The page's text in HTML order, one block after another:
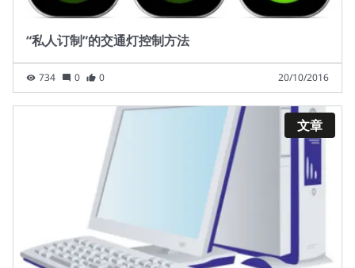
“私人订制”的交通灯控制方法
734 0 0 20/10/2016
文章